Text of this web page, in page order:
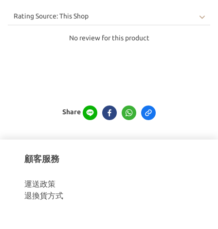
No review for this product
Share
顧客服務
運送政策
退換貨方式